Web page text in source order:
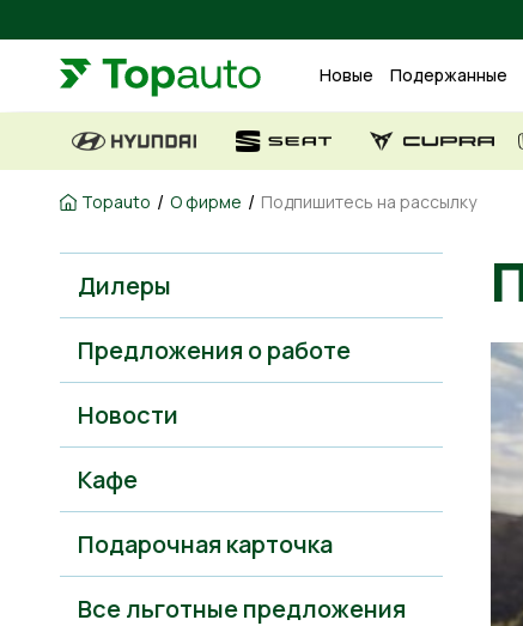
Новые Подержанные
Topauto / О фирме / Подпишитесь на рассылку
Дилеры
Предложения о работе
Новости
Kафе
Подарочная карточка
Все льготные предложения